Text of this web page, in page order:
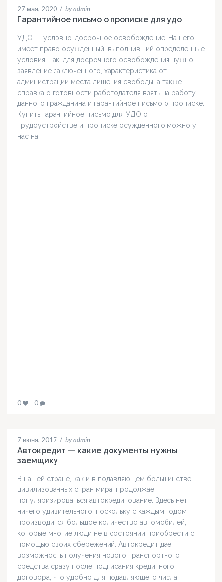
27 мая, 2020 / by admin
Гарантийное письмо о прописке для удо
УДО — условно-досрочное освобождение. На него
имеет право осужденный, выполнивший определенные
условия. Так, для досрочного освобождения нужно
заявление заключенного, характеристика от
администрации места лишения свободы, а также
справка о готовности работодателя взять на работу
данного гражданина и гарантийное письмо о прописке.
Купить гарантийное письмо для УДО о
трудоустройстве и прописке осужденного можно у
нас на…
0 0
7 июня, 2017 / by admin
Автокредит — какие документы нужны
заемщику
В нашей стране, как и в подавляющем большинстве
цивилизованных стран мира, продолжает
популяризироваться автокредитование. Здесь нет
ничего удивительного, поскольку с каждым годом
производится большое количество автомобилей,
которые многие люди не в состоянии приобрести с
помощью своих сбережений. Автокредит дает
возможность получения нового транспортного
средства сразу после подписания кредитного
договора, что удобно для подавляющего числа